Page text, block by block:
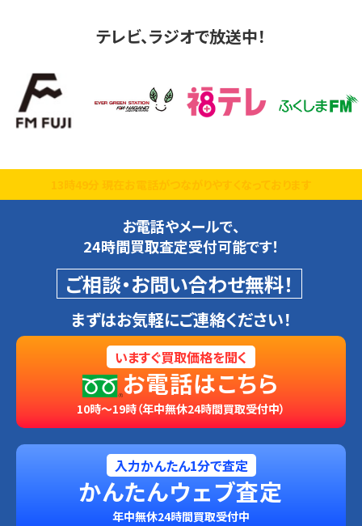
テレビ、ラジオで放送中！
お電話やメールで、
24時間買取査定受付可能です！
ご相談・お問い合わせ無料！
まずはお気軽にご連絡ください！
いますぐ買取価格を聞く
お電話はこちら
10時～19時（年中無休24時間買取受付中）
入力かんたん1分で査定
かんたんウェブ査定
年中無休24時間買取受付中